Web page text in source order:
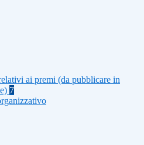
ai premi (da pubblicare in
7